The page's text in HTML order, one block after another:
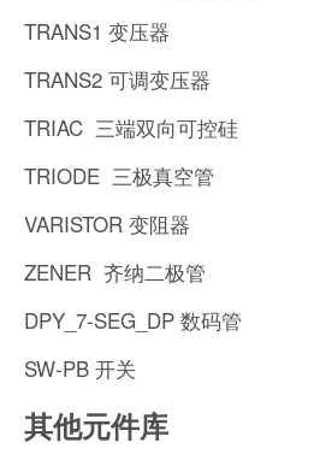
TRANS1 变压器
TRANS2 可调变压器
TRIAC 三端双向可控硅
TRIODE 三极真空管
VARISTOR 变阻器
ZENER 齐纳二极管
DPY_7-SEG_DP 数码管
SW-PB 开关
其他元件库